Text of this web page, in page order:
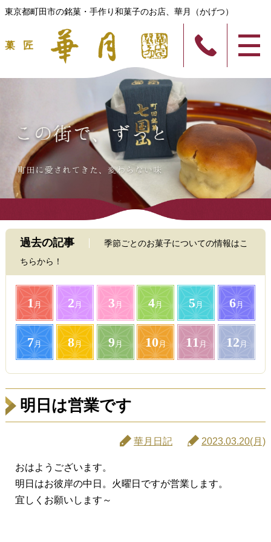
東京都町田市の銘菓・手作り和菓子のお店、華月（かげつ）
過去の記事
季節ごとのお菓子についての情報はこ
ちらから！
1月 2 月 3 月 4月 5月 6月
7月 8月 9月 10月 11 月 12 月
明日は営業です
華月日記 2023.03.20(月)
おはようございます。
明日はお彼岸の中日。火曜日ですが営業します。
宜しくお願いします～